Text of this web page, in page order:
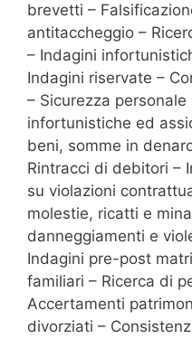
brevetti –
antitaccheggio –
– Indagini
Indagini riservate –
– Sicurezza
infortunistiche ed
beni, somme in
Rintracci di debitori –
su violazioni
molestie, ricatti e
danneggiamenti e
Indagini pre-post
familiari – Ricerca di
Accertamenti
divorziati –